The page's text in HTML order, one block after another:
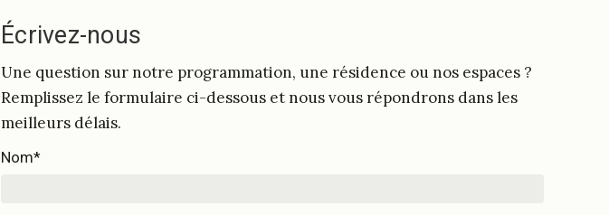
Écrivez-nous
Une question sur notre programmation, une résidence ou nos espaces ?
Remplissez le formulaire ci-dessous et nous vous répondrons dans les
meilleurs délais.
Nom